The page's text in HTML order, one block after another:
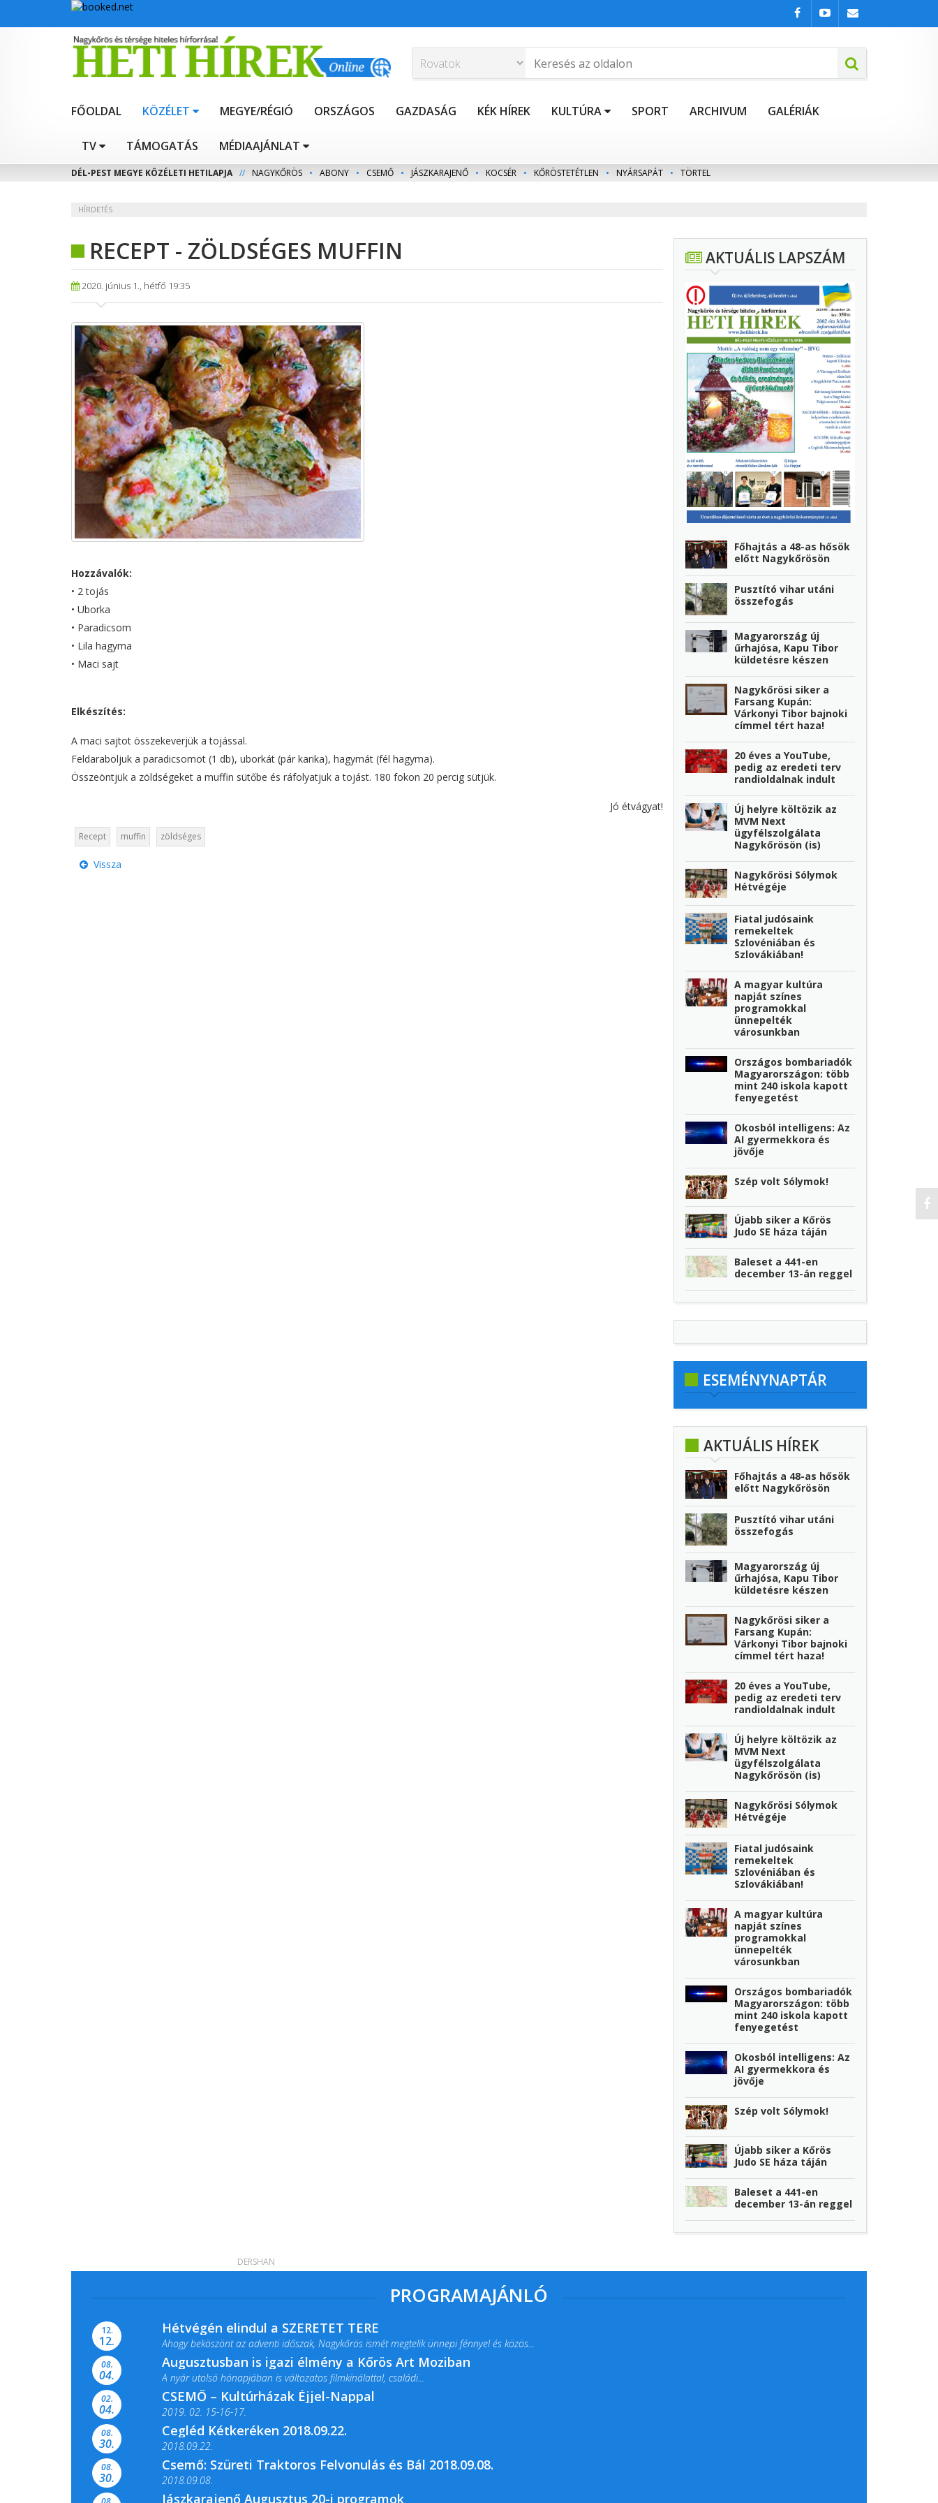
FŐOLDAL KÖZÉLET MEGYE/RÉGIÓ ORSZÁGOS GAZDASÁG KÉK HÍREK KULTÚRA SPORT ARCHIVUM GALÉRIÁK
TV TÁMOGATÁS MÉDIAAJÁNLAT
DÉL-PEST MEGYE KÖZÉLETI HETILAPJA // NAGYKŐRÖS • ABONY • CSEMŐ • JÁSZKARAJENŐ • KOCSÉR • KŐRÖSTETÉTLEN • NYÁRSAPÁT • TÖRTEL
HÍRDETÉS
RECEPT - ZÖLDSÉGES MUFFIN
2020. június 1., hétfő 19:35
Hozzávalók:
• 2 tojás
• Uborka
• Paradicsom
• Lila hagyma
• Maci sajt
Elkészítés:
A maci sajtot összekeverjük a tojással.
Feldaraboljuk a paradicsomot (1 db), uborkát (pár karika), hagymát (fél hagyma).
Összeöntjük a zöldségeket a muffin sütőbe és ráfolyatjuk a tojást. 180 fokon 20 percig sütjük.
Jó étvágyat!
Recept muffin zöldséges
Vissza
AKTUÁLIS LAPSZÁM
Főhajtás a 48-as hősök
előtt Nagykőrösön
Pusztító vihar utáni
összefogás
Magyarország új
űrhajósa, Kapu Tibor
küldetésre készen
Nagykőrösi siker a
Farsang Kupán:
Várkonyi Tibor bajnoki
címmel tért haza!
20 éves a YouTube,
pedig az eredeti terv
randioldalnak indult
Új helyre költözik az
MVM Next
ügyfélszolgálata
Nagykőrösön (is)
Nagykőrösi Sólymok
Hétvégéje
Fiatal judósaink
remekeltek
Szlovéniában és
Szlovákiában!
A magyar kultúra
napját színes
programokkal
ünnepelték
városunkban
Országos bombariadók
Magyarországon: több
mint 240 iskola kapott
fenyegetést
Okosból intelligens: Az
AI gyermekkora és
jövője
Szép volt Sólymok!
Újabb siker a Kőrös
Judo SE háza táján
Baleset a 441-en
december 13-án reggel
ESEMÉNYNAPTÁR
AKTUÁLIS HÍREK
Főhajtás a 48-as hősök
előtt Nagykőrösön
Pusztító vihar utáni
összefogás
Magyarország új
űrhajósa, Kapu Tibor
küldetésre készen
Nagykőrösi siker a
Farsang Kupán:
Várkonyi Tibor bajnoki
címmel tért haza!
20 éves a YouTube,
pedig az eredeti terv
randioldalnak indult
Új helyre költözik az
MVM Next
ügyfélszolgálata
Nagykőrösön (is)
Nagykőrösi Sólymok
Hétvégéje
Fiatal judósaink
remekeltek
Szlovéniában és
Szlovákiában!
A magyar kultúra
napját színes
programokkal
ünnepelték
városunkban
Országos bombariadók
Magyarországon: több
mint 240 iskola kapott
fenyegetést
Okosból intelligens: Az
AI gyermekkora és
jövője
Szép volt Sólymok!
Újabb siker a Kőrös
Judo SE háza táján
Baleset a 441-en
december 13-án reggel
PROGRAMAJÁNLÓ
12.
12.
Hétvégén elindul a SZERETET TERE
Ahogy beköszönt az adventi időszak, Nagykőrös ismét megtelik ünnepi fénnyel és közös...
08.
04.
Augusztusban is igazi élmény a Kőrös Art Moziban
A nyár utolsó hónapjában is változatos filmkínálattal, családi...
02.
04.
CSEMŐ – Kultúrházak Éjjel-Nappal
2019. 02. 15-16-17.
Színes és tartalmas programokkal várja a Csemői Községi Könyvtár és...
08.
30.
Cegléd Kétkeréken 2018.09.22.
2018.09.22.
08.
30.
Csemő: Szüreti Traktoros Felvonulás és Bál 2018.09.08.
2018.09.08.
Jászkarajenő Augusztus 20-i programok
DERSHAN